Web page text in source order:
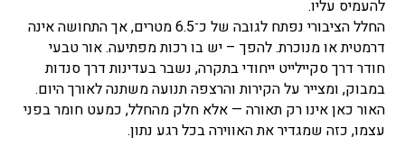
להעמיס עליו.
החלל הציבורי נפתח לגובה של כ־6.5 מטרים, אך התחושה אינה
דרמטית או מנוכרת. להפך – יש בו רכות מפתיעה. אור טבעי
חודר דרך סקיילייט ייחודי בתקרה, נשבר בעדינות דרך סנדות
במבוק, ומצייר על הקירות והרצפה תנועה משתנה לאורך היום.
האור כאן אינו רק תאורה — אלא חלק מהחלל, כמעט חומר בפני
עצמו, כזה שמגדיר את האווירה בכל רגע נתון.